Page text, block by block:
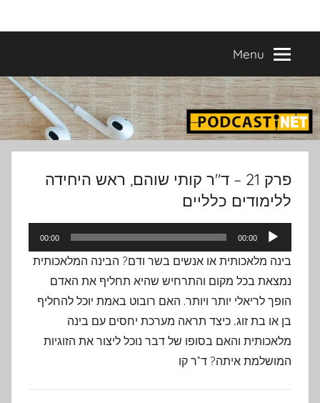
to
content
פודקאסטים
נבחרים
בהפקת
פודקאסטיקו
PODCASTI.CO
מעולים
–
פודקאסטיקו
Menu
פרק 21 – ד"ר קותי שוהם, ראש היחידה
ללימודים כלליים
אודיו
00:00
00:00
בינה מלאכותית או אנשים בשר ודם? הבינה המלאכותית
נמצאת בכל מקום והתרחיש שהיא תחליף את האדם
הופך לריאלי יותר ויותר. האם רובוט באמת יוכל להחליף
בן או בת זוג, כיצד תראה מערכת יחסים עם בינה
מלאכותית והאם בסופו של דבר נוכל ליצור את הזוגיות
המושלמת איתה? ד"ר קו